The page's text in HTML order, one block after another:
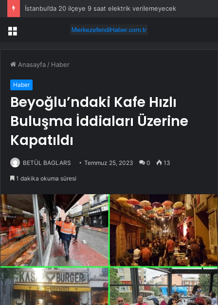
İstanbul’da 20 ilçeye 9 saat elektrik verilemeyecek
Menü
Anasayfa / Haber
Haber
Beyoğlu’ndaki Kafe Hızlı
Buluşma İddiaları Üzerine
Kapatıldı
BETÜL BAGLARS Temmuz 25, 2023 0 13
1 dakika okuma süresi